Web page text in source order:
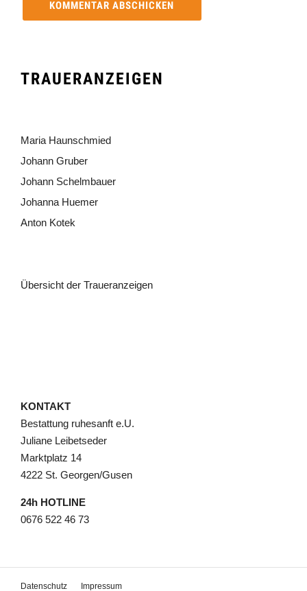
TRAUERANZEIGEN
Maria Haunschmied
Johann Gruber
Johann Schelmbauer
Johanna Huemer
Anton Kotek
Übersicht der Traueranzeigen
KONTAKT
Bestattung ruhesanft e.U.
Juliane Leibetseder
Marktplatz 14
4222 St. Georgen/Gusen
24h HOTLINE
0676 522 46 73
Datenschutz Impressum